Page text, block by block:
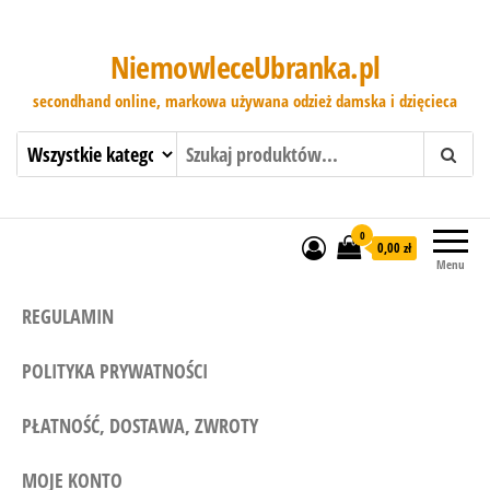
NiemowleceUbranka.pl
secondhand online, markowa używana odzież damska i dzięcieca
Menu
0
0,00 zł
REGULAMIN
POLITYKA PRYWATNOŚCI
PŁATNOŚĆ, DOSTAWA, ZWROTY
MOJE KONTO